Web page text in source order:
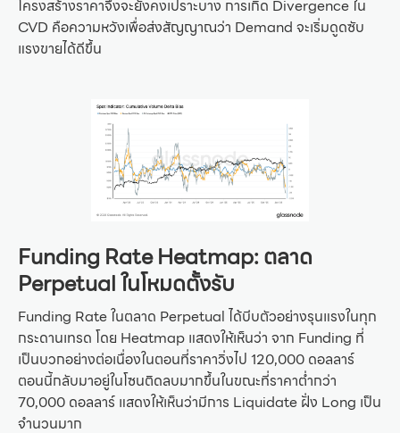
โครงสร้างราคาจึงจะยังคงเปราะบาง การเกิด Divergence ใน
CVD คือความหวังเพื่อส่งสัญญาณว่า Demand จะเริ่มดูดซับ
แรงขายได้ดีขึ้น
Funding Rate Heatmap:ตลาด
Perpetual ในโหมดตั้งรับ
Funding Rate ในตลาด Perpetual ได้บีบตัวอย่างรุนแรงในทุก
กระดานเทรด โดย Heatmap แสดงให้เห็นว่า จาก Funding ที่
เป็นบวกอย่างต่อเนื่องในตอนที่ราคาวิ่งไป 120,000 ดอลลาร์
ตอนนี้กลับมาอยู่ในโซนติดลบมากขึ้นในขณะที่ราคาต่ำกว่า
70,000 ดอลลาร์ แสดงให้เห็นว่ามีการ Liquidate ฝั่ง Long เป็น
จำนวนมาก